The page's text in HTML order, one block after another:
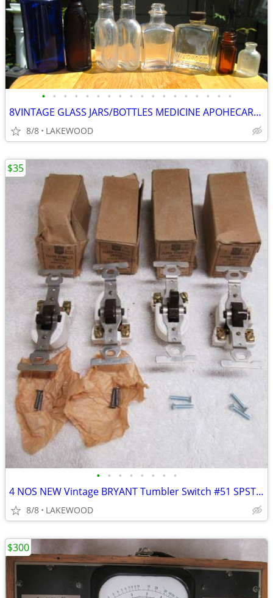
• • • • • • • • • • • • • • • • • •
8VINTAGE GLASS JARS/BOTTLES MEDICINE APOHECARY COBALT-BLUE/AMBER/CLEAR
8/8 LAKEWOOD
• • • • • • • •
4 NOS NEW Vintage BRYANT Tumbler Switch #51 SPST, 10A/125V 5A/250V
8/8 LAKEWOOD
$35
$300